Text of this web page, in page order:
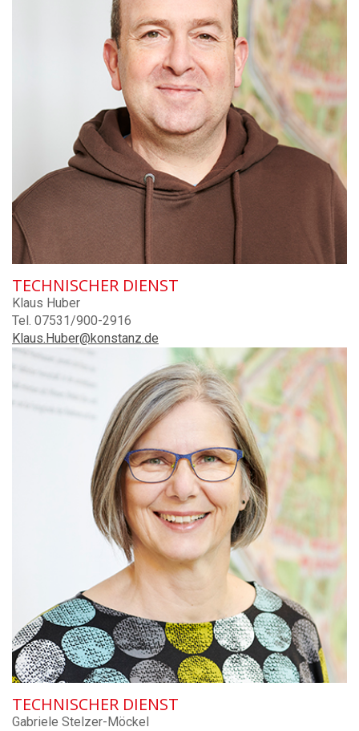
TECHNISCHER DIENST
Klaus Huber
Tel. 07531/900-2916
Klaus.Huber@konstanz.de
TECHNISCHER DIENST
Gabriele Stelzer-Möckel